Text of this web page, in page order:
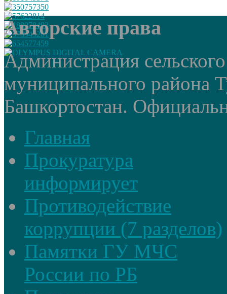
Авторские права
Администрация
муниципального района
Башкортостан.
Главная
Прокуратура
информирует
Противодействие
коррупции (7 разделов)
Памятки ГУ МЧС
России по РБ